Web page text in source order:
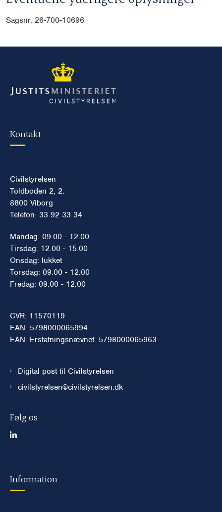
Sagsnr. 26-700-10696
Kontakt
Civilstyrelsen
Toldboden 2, 2.
8800 Viborg
Telefon: 33 92 33 34
Mandag: 09.00 - 12.00
Tirsdag: 12.00 - 15.00
Onsdag: lukket
Torsdag: 09.00 - 12.00
Fredag: 09.00 - 12.00
CVR: 11570119
EAN: 5798000065994
EAN: Erstatningsnævnet: 5798000065963
Digital post til Civilstyrelsen
civilstyrelsen@civilstyrelsen.dk
Følg os
Information